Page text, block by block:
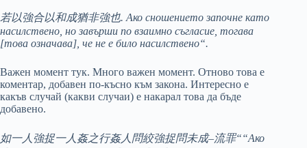
若以強合以和成猶非強也. Ако сношението започне като
насилствено, но завърши по взаимно съгласие, тогава
[това означава], че не е било насилствено“.
Важен момент тук. Много важен момент. Отново това е
коментар, добавен по-късно към закона. Интересно е
какъв случай (какви случаи) е накарал това да бъде
добавено.
如一人強捉一人姦之行姦人問絞強捉問未成–流罪““Ако